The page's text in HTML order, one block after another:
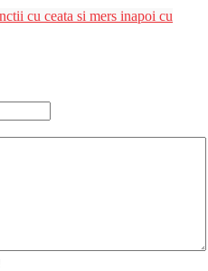
cu ceata si mers inapoi cu